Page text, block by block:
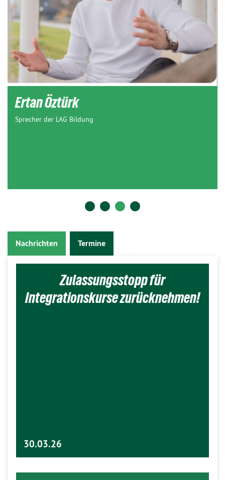
Ertan Öztürk
Sprecher der LAG Bildung
Nachrichten Termine
Zulassungsstopp für
Integrationskurse zurücknehmen!
30.03.26